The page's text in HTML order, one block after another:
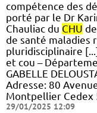
compétence des
porté par le Dr
Chauliac du CHU
de santé maladies
pluridisciplinaire
et cou –
GABELLE
Adresse: 80
Montpellier Cedex
29/01/2025 12:09